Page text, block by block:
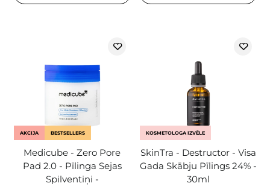
AKCIJA BESTSELLERS
Medicube - Zero Pore
Pad 2.0 - Pīlinga Sejas
Spilventiņi -
KOSMETOLOGA IZVĒLE
SkinTra - Destructor - Visa
Gada Skābju Pīlings 24% -
30ml